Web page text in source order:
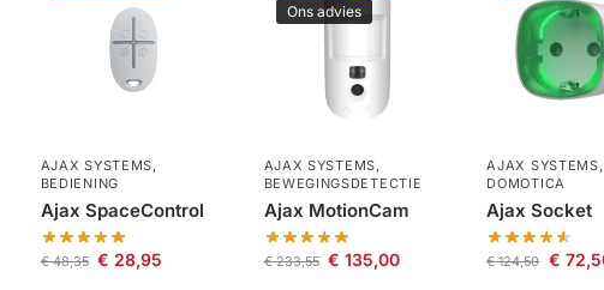
AJAX SYSTEMS
BEDIENING
Ajax SpaceControl
€48,35 € 28,95
Ons advies
AJAX SYSTEMS
BEWEGINGSDETECTIE
Ajax MotionCam
€233,55 € 135,00
AJAX SYSTEMS
DOMOTICA
Ajax Socket
€124,50 €